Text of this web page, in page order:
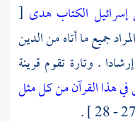
إسرائيل الكتاب هدى [
جميع ما أتاه من الدين
. وتارة تقوم قرينة
هذا القرآن من كل مثل